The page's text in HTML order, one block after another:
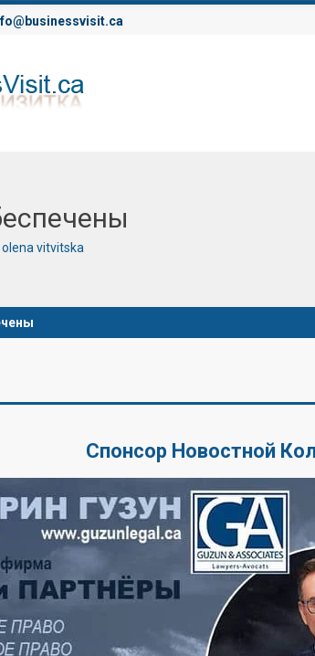
olena vitvitska
Спонсор Новостной